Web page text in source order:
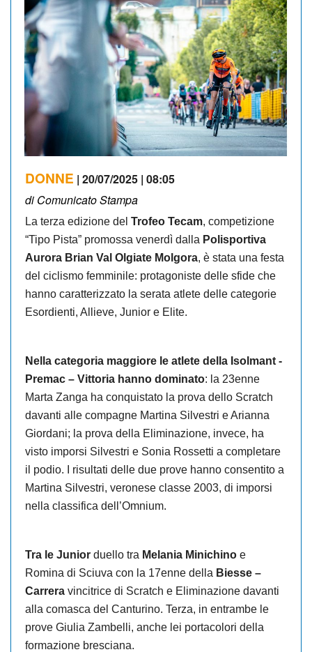
NEWSLETTER
DONNE | 20/07/2025 | 08:05
di Comunicato Stampa
La terza edizione del Trofeo Tecam, competizione
“Tipo Pista” promossa venerdì dalla Polisportiva
Aurora Brian Val Olgiate Molgora, è stata una festa
del ciclismo femminile: protagoniste delle sfide che
hanno caratterizzato la serata atlete delle categorie
Esordienti, Allieve, Junior e Elite.
Nella categoria maggiore le atlete della Isolmant -
Premac – Vittoria hanno dominato: la 23enne
Marta Zanga ha conquistato la prova dello Scratch
davanti alle compagne Martina Silvestri e Arianna
Giordani; la prova della Eliminazione, invece, ha
visto imporsi Silvestri e Sonia Rossetti a completare
il podio. I risultati delle due prove hanno consentito a
Martina Silvestri, veronese classe 2003, di imporsi
nella classifica dell’Omnium.
Tra le Junior duello tra Melania Minichino e
Romina di Sciuva con la 17enne della Biesse –
Carrera vincitrice di Scratch e Eliminazione davanti
alla comasca del Canturino. Terza, in entrambe le
prove Giulia Zambelli, anche lei portacolori della
formazione bresciana.